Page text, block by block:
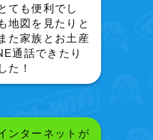
ても便利でし
地図を見たりと
た家族とお土産
通話できたり
た！
ンターネットが